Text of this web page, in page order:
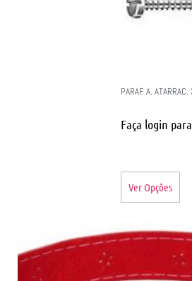
PARAF. A.
Faça login
Ver Opções